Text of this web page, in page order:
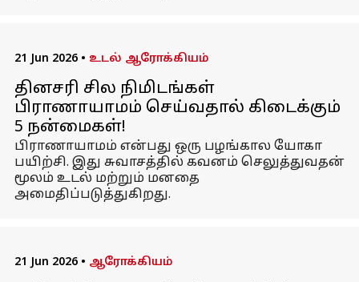
21 Jun 2026 • உடல் ஆரோக்கியம்
தினசரி சில நிமிடங்கள்
பிராணாயாமம் செய்வதால் கிடைக்கும்
5 நன்மைகள்!
பிராணாயாமம் என்பது ஒரு பழங்கால யோகா
பயிற்சி. இது சுவாசத்தில் கவனம் செலுத்துவதன்
மூலம் உடல் மற்றும் மனதை
அமைதிப்படுத்துகிறது.
21 Jun 2026 • ஆரோக்கியம்